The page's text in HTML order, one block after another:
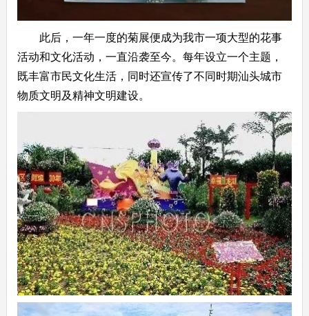
此后，一年一度的菊展便成为我市一项大型的花事
活动和文化活动，一直沿袭至今。每年设立一个主题，
既丰富市民文化生活，同时还宣传了不同时期汕头城市
物质文明及精神文明建设。